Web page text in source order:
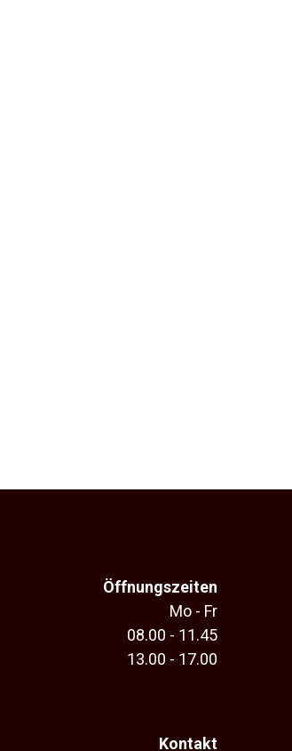
Öffnungszeiten
Mo - Fr
08.00 - 11.45
13.00 - 17.00
Kontakt